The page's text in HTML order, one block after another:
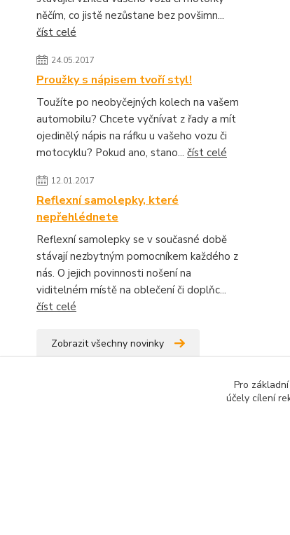
něčím, co jistě nezůstane bez povšimn...
číst celé
24.05.2017
Proužky s nápisem tvoří styl!
Toužíte po neobyčejných kolech na vašem
automobilu? Chcete vyčnívat z řady a mít
ojedinělý nápis na ráfku u vašeho vozu či
motocyklu? Pokud ano, stano... číst celé
12.01.2017
Reflexní samolepky, které
nepřehlédnete
Reflexní samolepky se v současné době
stávají nezbytným pomocníkem každého z
nás. O jejich povinnosti nošení na
viditelném místě na oblečení či doplňc...
číst celé
Zobrazit všechny novinky
Pro
účely cílení